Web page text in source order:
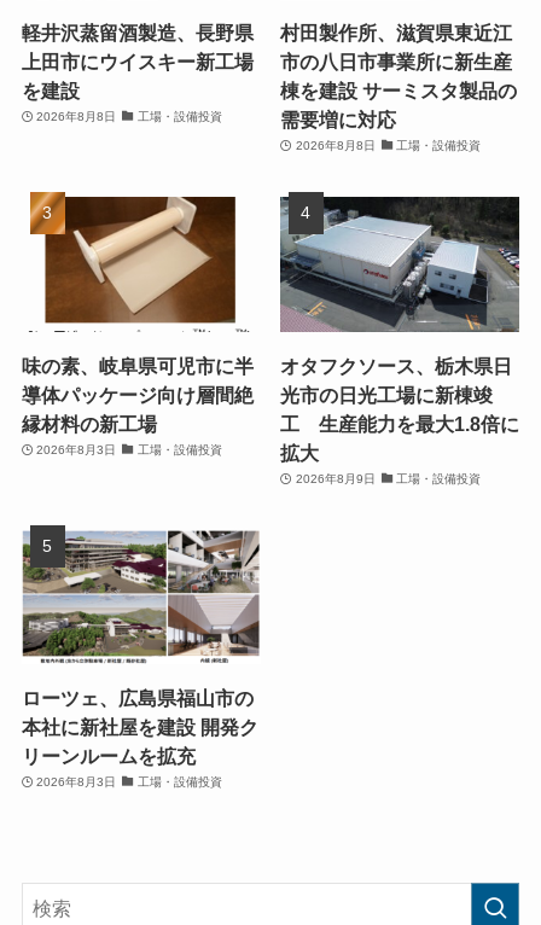
軽井沢蒸留酒製造、長野県
上田市にウイスキー新工場
を建設
2026年8月8日 工場・設備投資
村田製作所、滋賀県東近江
市の八日市事業所に新生産
棟を建設 サーミスタ製品の
需要増に対応
2026年8月8日 工場・設備投資
味の素、岐阜県可児市に半
導体パッケージ向け層間絶
縁材料の新工場
2026年8月3日 工場・設備投資
オタフクソース、栃木県日
光市の日光工場に新棟竣
工 生産能力を最大1.8倍に
拡大
2026年8月9日 工場・設備投資
ローツェ、広島県福山市の
本社に新社屋を建設 開発ク
リーンルームを拡充
2026年8月3日 工場・設備投資